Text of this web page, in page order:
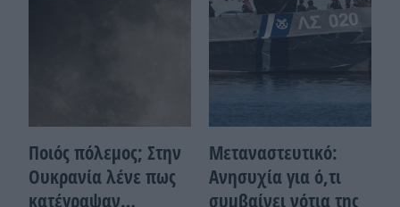
Ποιός πόλεμος; Στην
Ουκρανία λένε πως
κατέγραψαν…
Μεταναστευτικό:
Ανησυχία για ό,τι
συμβαίνει νότια της